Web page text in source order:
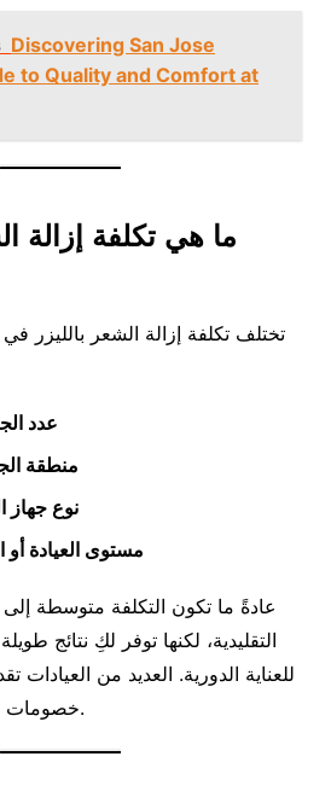
Discovering San Jose
to Quality and Comfort at
ما هي تكلفة إزالة
تختلف تكلفة إزالة الشعر
عدد
منطقة
نوع جهاز
مستوى العيادة أو
عادةً ما تكون التكلفة متوسطة
التقليدية، لكنها توفر لكِ نتائج
للعناية الدورية. العديد من
خصومات على الجلسات المتعددة.